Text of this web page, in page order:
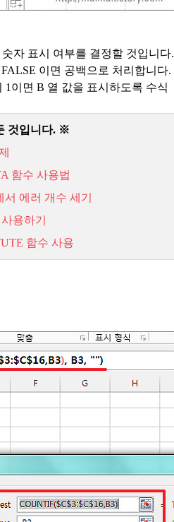
자 표시 여부를 결정할 것입니다.
FALSE 이면 공백으로 처리합니다.
1 이면 B 열 값을 표시하도록 수식
것입니다. ※
함수 사용법
서 에러 개수 세기
사용하기
함수 사용